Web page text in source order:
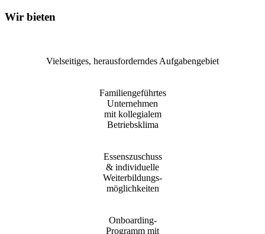
Wir bieten
Vielseitiges, herausforderndes Aufgabengebiet
Familiengeführtes
Unternehmen
mit kollegialem
Betriebsklima
Essenszuschuss
& individuelle
Weiterbildungs-
möglichkeiten
Onboarding-
Programm mit